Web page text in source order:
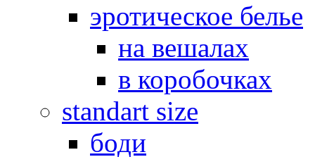
эротическое белье
на вешалах
в коробочках
standart size
боди